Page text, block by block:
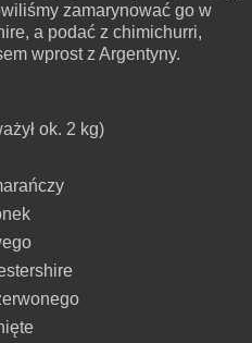
zamarynować go w
a podać z chimichurri,
wprost z Argentyny.
ok. 2 kg)